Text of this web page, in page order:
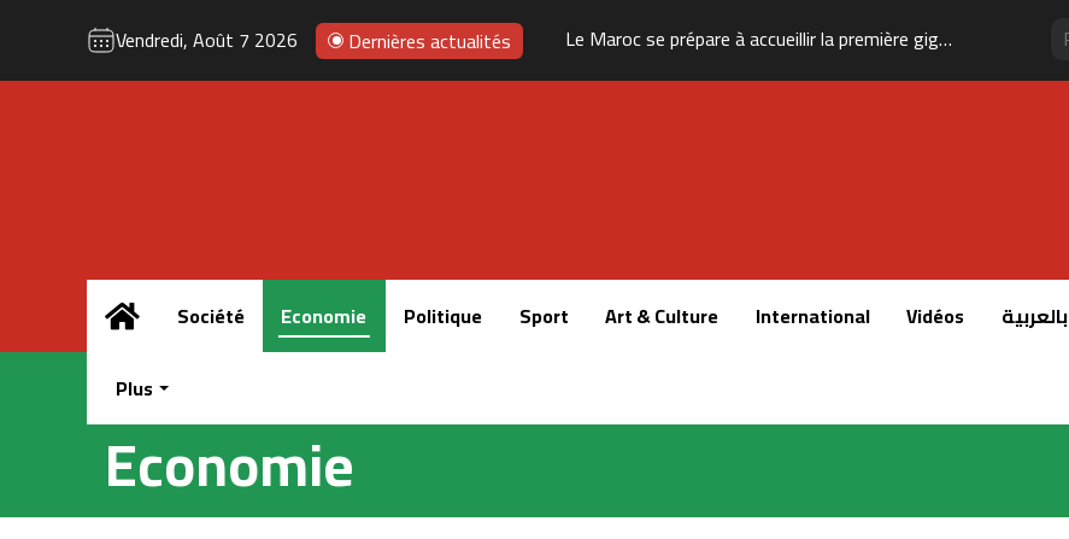
Vendredi, Août 7 2026 Dernières actualités Le Maroc se prépare à accueillir la première gigafactory africaine de batteries électriques, pour un investissement de 65 milliards de dirhams
AccueilSociété Economie Politique Sport Art & Culture International Vidéos بالعربية
Plus
Economie